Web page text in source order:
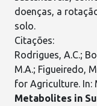
doenças, a
solo.
Citações:
Rodrigues, A.C.;
M.A.; Figueiredo,
for Agriculture. In:
Metabolites in